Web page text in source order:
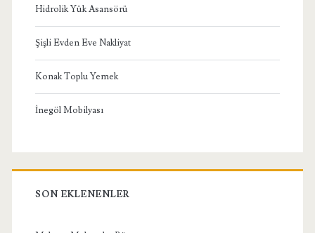
Hidrolik Yük Asansörü
Şişli Evden Eve Nakliyat
Konak Toplu Yemek
İnegöl Mobilyası
SON EKLENENLER